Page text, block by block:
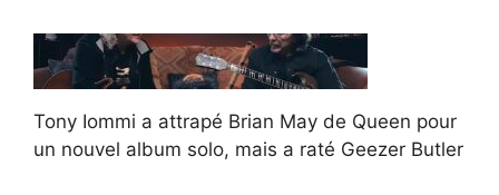
Tony Iommi a attrapé Brian May de Queen pour
un nouvel album solo, mais a raté Geezer Butler